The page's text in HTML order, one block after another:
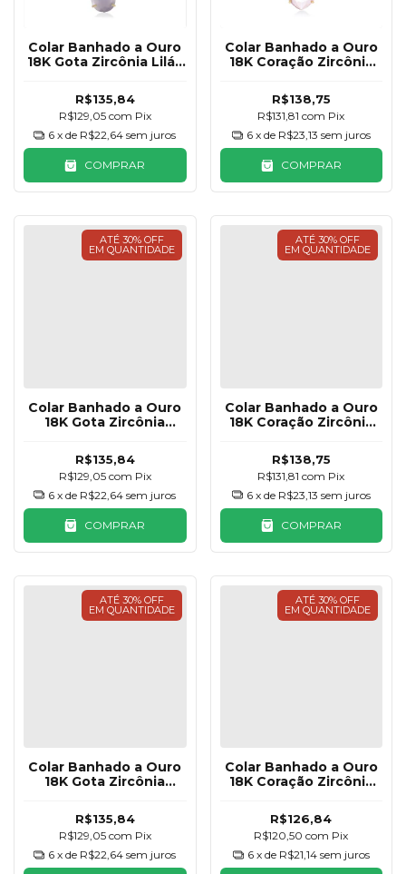
Colar Banhado a Ouro
18K Gota Zircônia Lilás
R$135,84
R$129,05 com Pix
6 x de R$22,64 sem juros
COMPRAR
Colar Banhado a Ouro
18K Coração Zircônia
R$138,75
R$131,81com Pix
6 x de R$23,13 sem juros
COMPRAR
ATÉ 30% OFF
EM QUANTIDADE
Colar Banhado a Ouro
18K Gota Zircônia
R$135,84
R$129,05 com Pix
6 x de R$22,64 sem juros
COMPRAR
ATÉ 30% OFF
EM QUANTIDADE
Colar Banhado a Ouro
18K Coração Zircônia
R$138,75
R$131,81com Pix
6 x de R$23,13 sem juros
COMPRAR
ATÉ 30% OFF
EM QUANTIDADE
Colar Banhado a Ouro
18K Gota Zircônia
Piscina
R$135,84
R$129,05 com Pix
6 x de R$22,64 sem juros
ATÉ 30% OFF
EM QUANTIDADE
Colar Banhado a Ouro
18K Coração Zircônia
R$126,84
R$120,50com Pix
6 x de R$21,14 sem juros